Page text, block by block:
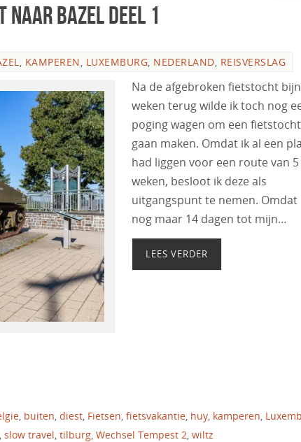
naar bazel deel 1
, KAMPEREN, LUXEMBURG, NEDERLAND, REISVERSLAG
Na de afgebroken fietstocht
weken terug wilde ik toch nog
poging wagen om een
gaan maken. Omdat ik al een
had liggen voor een route van 5
weken, besloot ik deze als
uitgangspunt te nemen. Omdat
nog maar 14 dagen tot mijn…
LEES VERDER
, buiten, diest, Fietsen, fietsvakantie, huy, kamperen,
, slow travel, tilburg, Wechsel Tempest 2, wiltz